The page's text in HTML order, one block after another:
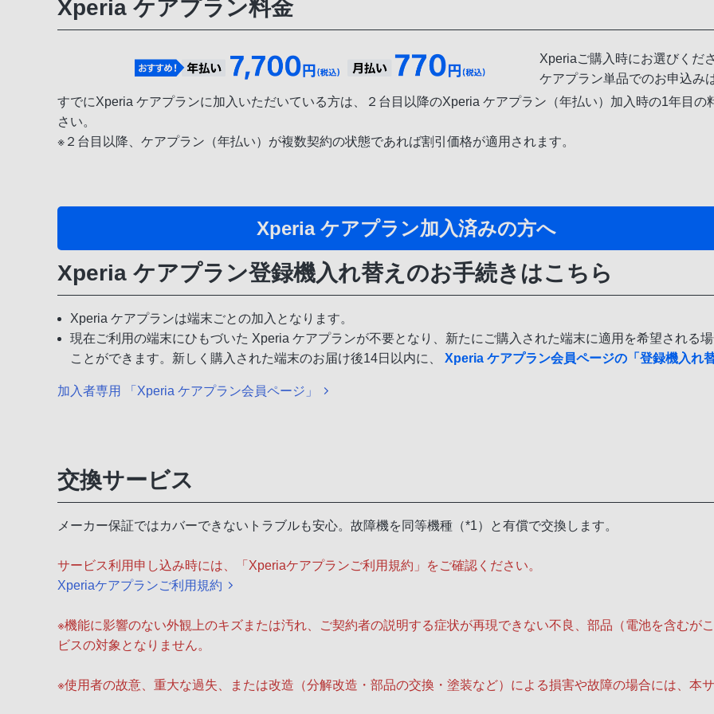
Xperia ケアプラン料金
Xperiaご購入時にお選びくだ
ケアプラン単品でのお申込み
すでにXperia ケアプランに加入いただいている方は、２台目以降のXperia ケアプラン（年払い）加入時の1年目
さい。
※２台目以降、ケアプラン（年払い）が複数契約の状態であれば割引価格が適用されます。
Xperia ケアプラン加入済みの方へ
Xperia ケアプラン登録機入れ替えのお手続きはこちら
Xperia ケアプランは端末ごとの加入となります。
現在ご利用の端末にひもづいた Xperia ケアプランが不要となり、新たにご購入された端末に適用を希望される
ことができます。新しく購入された端末のお届け後14日以内に、
Xperia ケアプラン会員ページの「登録機入れ
加入者専用 「Xperia ケアプラン会員ページ」
交換サービス
メーカー保証ではカバーできないトラブルも安心。故障機を同等機種（*1）と有償で交換します。
サービス利用申し込み時には、「Xperiaケアプランご利用規約」をご確認ください。
Xperiaケアプランご利用規約
※機能に影響のない外観上のキズまたは汚れ、ご契約者の説明する症状が再現できない不良、部品（電池を含むが
ビスの対象となりません。
※使用者の故意、重大な過失、または改造（分解改造・部品の交換・塗装など）による損害や故障の場合には、本